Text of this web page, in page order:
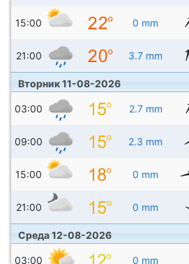
15:00 0 mm
21:00 3.7 mm
Вторник 11-08-2026
03:00 2.7 mm
09:00 2.3 mm
15:00 0 mm
21:00 0 mm
Среда 12-08-2026
03:00 0 mm